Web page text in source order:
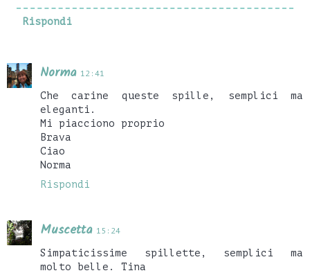
Rispondi
Norma 12:41
Che carine queste spille, semplici ma
eleganti.
Mi piacciono proprio
Brava
Ciao
Norma
Rispondi
Muscetta 15:24
Simpaticissime spillette, semplici ma
molto belle. Tina